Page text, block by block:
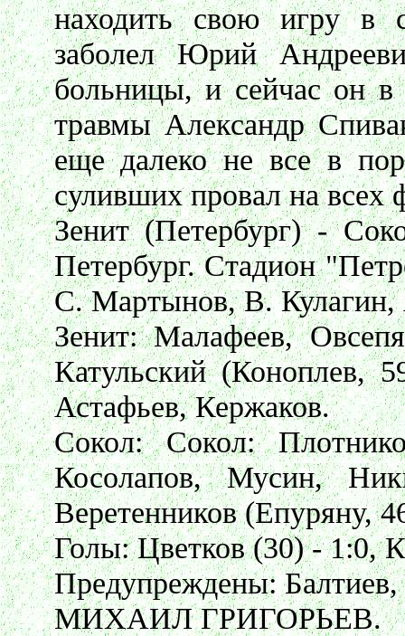
находить свою игру в
заболел Юрий
больницы, и сейчас он в
травмы Александр
еще далеко не все в
суливших провал на всех
Зенит (Петербург) -
Петербург. Стадион
С. Мартынов, В.
Зенит: Малафеев,
Катульский (Коноплев,
Астафьев, Кержаков.
Сокол: Сокол:
Косолапов, Мусин,
Веретенников (Епуряну,
Голы: Цветков (30) - 1:0,
Предупреждены:
МИХАИЛ ГРИГОРЬЕВ.